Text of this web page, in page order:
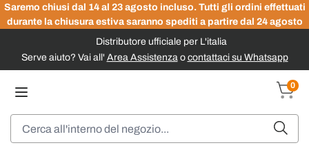
Saremo chiusi dal 14 al 23 agosto incluso. Tutti gli ordini effettuati
durante la chiusura estiva saranno spediti a partire dal 24 agosto
Distributore ufficiale per L'italia
Serve aiuto? Vai all' Area Assistenzao contattaci su Whatsapp
0